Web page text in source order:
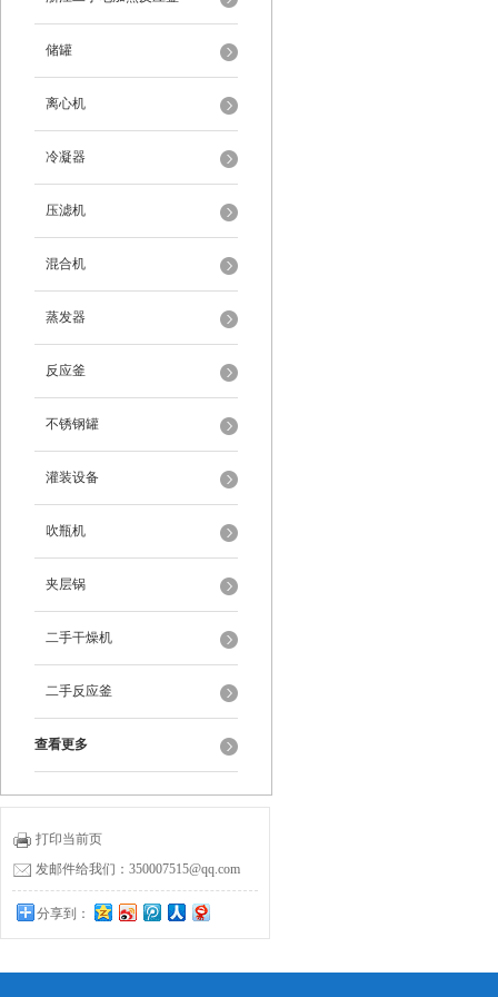
储罐
离心机
冷凝器
压滤机
混合机
蒸发器
反应釜
不锈钢罐
灌装设备
吹瓶机
夹层锅
二手干燥机
二手反应釜
查看更多
打印当前页
发邮件给我们：350007515@qq.com
分享到：